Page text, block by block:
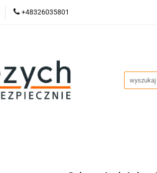
+48326035801
Technika mocowania